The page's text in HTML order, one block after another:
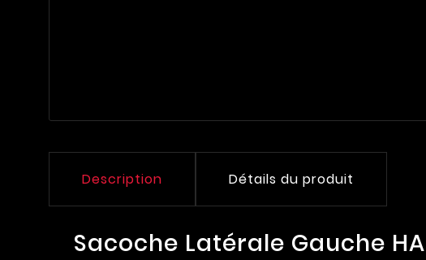
Description Détails du produit
Sacoche Latérale Gauche